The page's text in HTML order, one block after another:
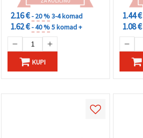
2.16 €- 20 %3-4 komad
1.62 €- 40 %5 komad +
KUPI
1.44 €
1.08 €